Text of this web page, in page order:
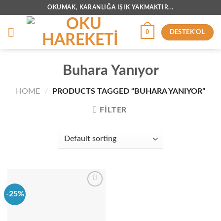
OKUMAK, KARANLIĞA IŞIK YAKMAKTIR...
0 DESTEK'OL
Buhara Yanıyor
HOME / PRODUCTS TAGGED “BUHARA YANIYOR”
FILTER
-25%